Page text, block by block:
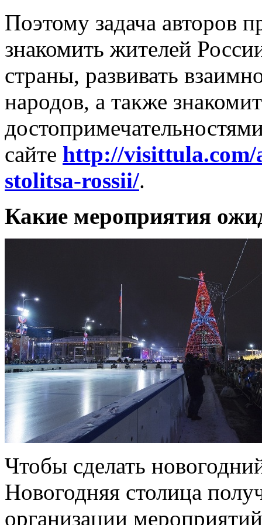
Поэтому задача авторов
знакомить жителей
страны, развивать
народов, а также
сайте http://visittula.com/
stolitsa-rossii/.
Какие мероприятия
Чтобы сделать
Новогодняя столица
организации